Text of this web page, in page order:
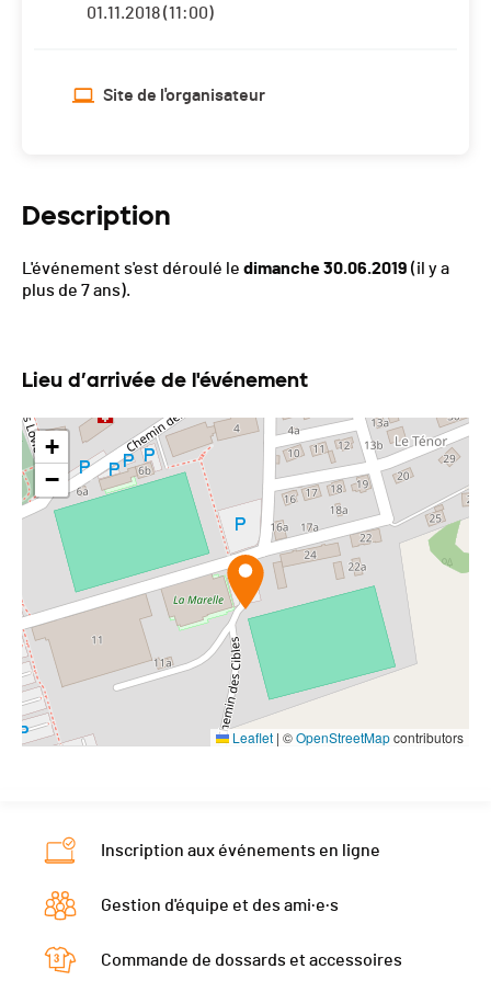
01.11.2018 (11:00)
Site de l'organisateur
Description
L'événement s'est déroulé le dimanche 30.06.2019 (il y a
plus de 7 ans).
Lieu d’arrivée de l'événement
+
−
Leaflet | ©OpenStreetMapcontributors
Inscription aux événements en ligne
Gestion d'équipe et des ami·e·s
Commande de dossards et accessoires